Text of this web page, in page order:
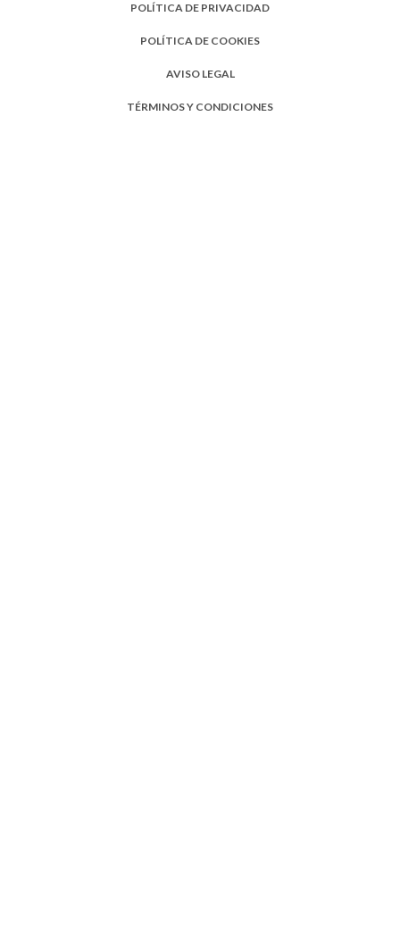
POLÍTICA DE PRIVACIDAD
POLÍTICA DE COOKIES
AVISO LEGAL
TÉRMINOS Y CONDICIONES